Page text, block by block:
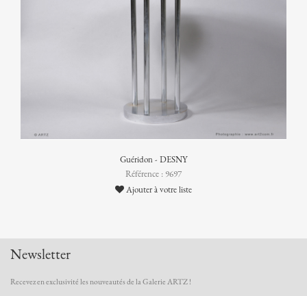
Guéridon - DESNY
Référence : 9697
Ajouter à votre liste
Newsletter
Recevez en exclusivité les nouveautés de la Galerie ARTZ !